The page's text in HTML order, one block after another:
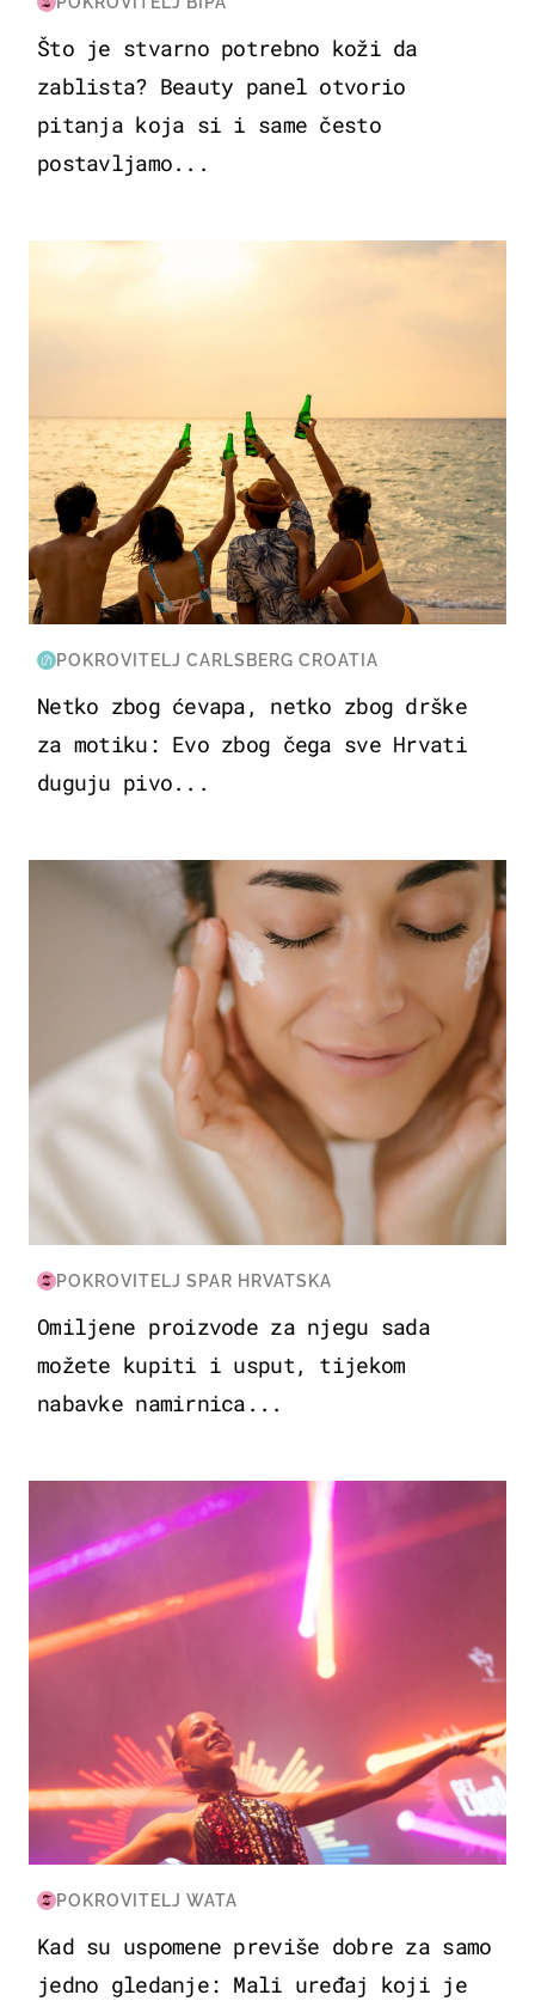
Što je stvarno potrebno koži da
zablista? Beauty panel otvorio
pitanja koja si i same često
postavljamo...
POKROVITELJ CARLSBERG CROATIA
Netko zbog ćevapa, netko zbog drške
za motiku: Evo zbog čega sve Hrvati
duguju pivo...
MODA & LJEPOTA
POKROVITELJ SPAR HRVATSKA
Omiljene proizvode za njegu sada
možete kupiti i usput, tijekom
nabavke namirnica...
KULTURA & ZABAVA
POKROVITELJ WATA
Kad su uspomene previše dobre za samo
jedno gledanje: Mali uređaj koji je